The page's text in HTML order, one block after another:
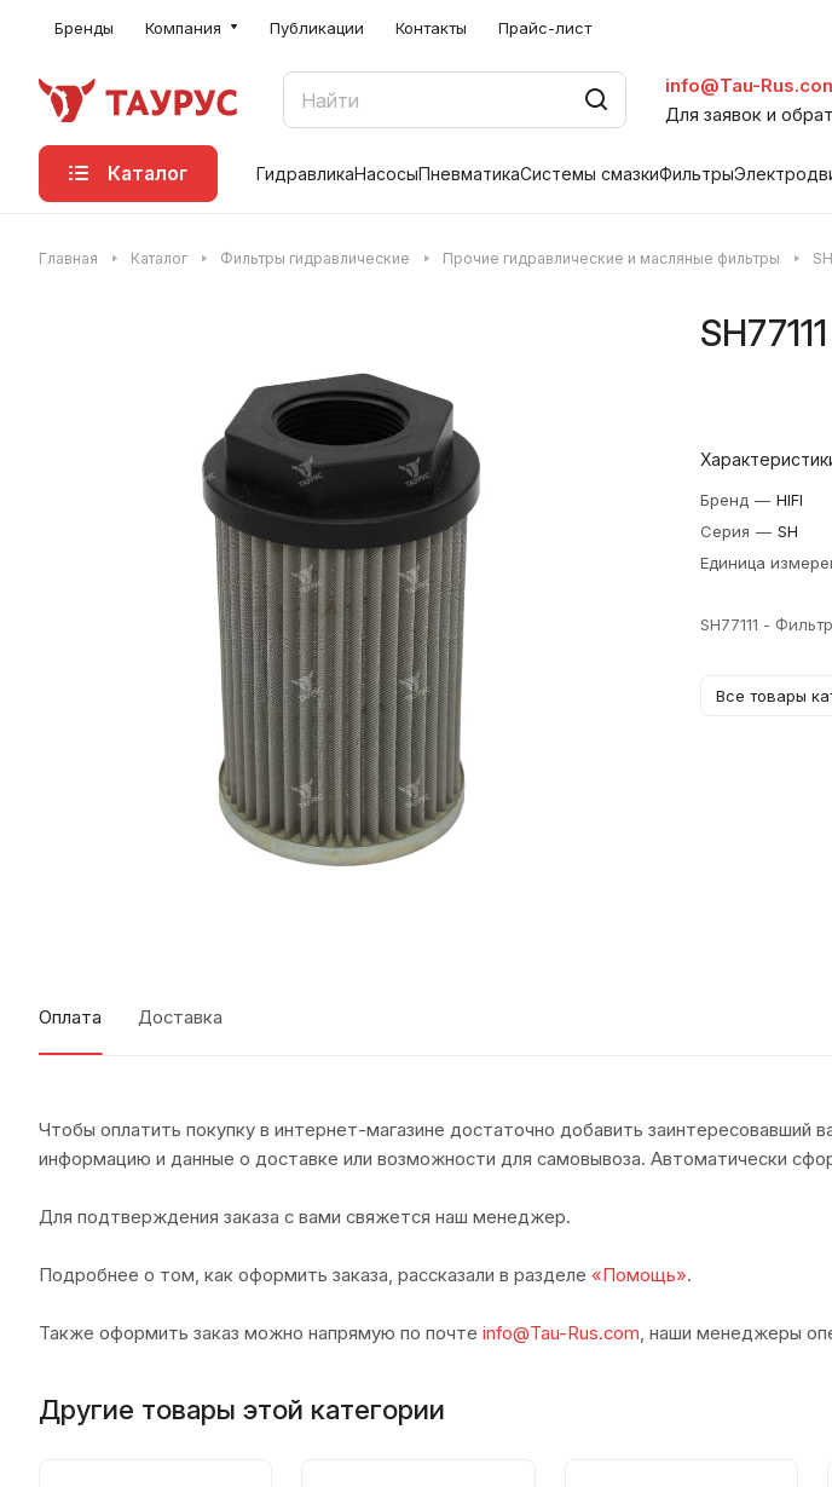
Бренды Компания Публикации Контакты Прайс-лист
info@Tau-
Для заявок и
Каталог ГидравликаНасосыПневматикаСистемы смазкиФильтры
Главная Каталог Фильтры гидравлические Прочие гидравлические и масляные фильтры
Бренд — HIFI
Серия — SH
Единица
SH77111 -
Все товары
Оплата Доставка
Чтобы оплатить покупку в интернет-магазине достаточно добавить заинтересовавший
информацию и данные о доставке или возможности для самовывоза. Автоматически
Для подтверждения заказа с вами свяжется наш менеджер.
Подробнее о том, как оформить заказа, рассказали в разделе «Помощь».
Также оформить заказ можно напрямую по почте info@Tau-Rus.com, наши менеджеры
Другие товары этой категории